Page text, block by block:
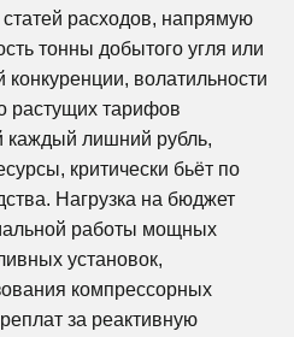
расходов, напрямую
тонны добытого угля или
волатильности
растущих тарифов
каждый лишний рубль,
критически бьёт по
Нагрузка на бюджет
работы мощных
установок,
компрессорных
за реактивную